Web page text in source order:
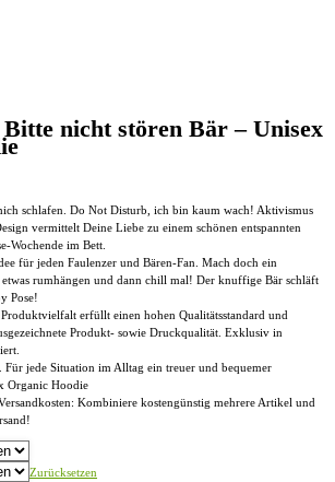
nicht stören Bär – Unisex
schlafen. Do Not Disturb, ich bin kaum wach! Aktivismus
vermittelt Deine Liebe zu einem schönen entspannten
Wochende im Bett.
für jeden Faulenzer und Bären-Fan. Mach doch ein
rumhängen und dann chill mal! Der knuffige Bär schläft
Pose!
Produktvielfalt erfüllt einen hohen Qualitätsstandard und
Produkt- sowie Druckqualität. Exklusiv in
Für jede Situation im Alltag ein treuer und bequemer
Organic Hoodie
Kombiniere kostengünstig mehrere Artikel und
Zurücksetzen